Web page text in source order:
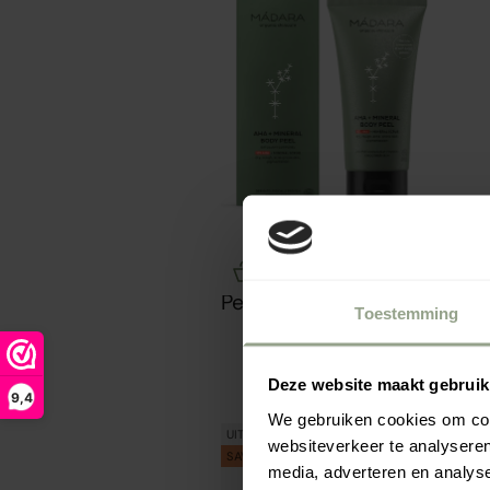
Toestemming
Deze website maakt
We gebruiken cookies om
websiteverkeer te
media, adverteren en
9,4
AHA+Mineral Body
Peel - Madara
Aanbiedingsprijs
€23.95
UITVERKOCHT
SAVE 40%